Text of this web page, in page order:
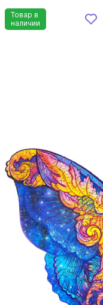
Товар в
наличии